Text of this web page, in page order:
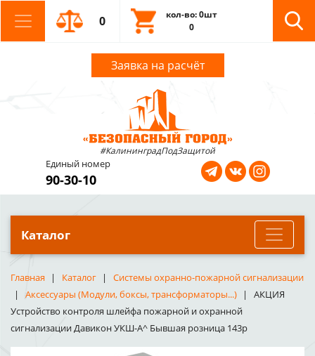
0
кол-во: 0шт
0
Заявка на расчёт
#КалининградПодЗащитой
Единый номер
90-30-10
Каталог
Главная Каталог
Системы охранно-пожарной сигнализации
Аксессуары (Модули, боксы, трансформаторы...)
АКЦИЯ
Устройство контроля шлейфа пожарной и охранной
сигнализации Давикон УКШ-А^ Бывшая розница 143р